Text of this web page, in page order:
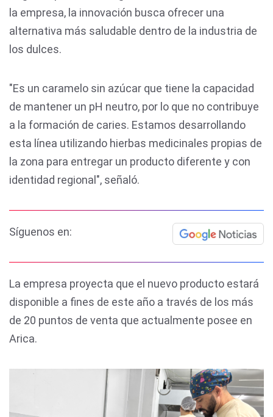
la empresa, la innovación busca ofrecer una
alternativa más saludable dentro de la industria de
los dulces.
"Es un caramelo sin azúcar que tiene la capacidad
de mantener un pH neutro, por lo que no contribuye
a la formación de caries. Estamos desarrollando
esta línea utilizando hierbas medicinales propias de
la zona para entregar un producto diferente y con
identidad regional", señaló.
Síguenos en:
La empresa proyecta que el nuevo producto estará
disponible a fines de este año a través de los más
de 20 puntos de venta que actualmente posee en
Arica.